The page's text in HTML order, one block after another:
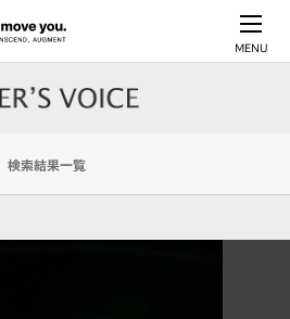
MENU
検索結果一覧